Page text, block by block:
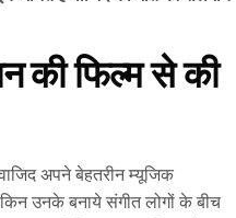
की फिल्म से की
अपने बेहतरीन म्यूजिक
उनके बनाये संगीत लोगों के बीच